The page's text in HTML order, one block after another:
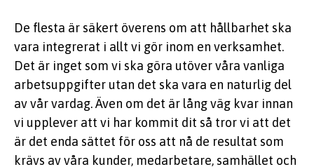
De flesta är säkert överens om att hållbarhet ska
vara integrerat i allt vi gör inom en verksamhet.
Det är inget som vi ska göra utöver våra vanliga
arbetsuppgifter utan det ska vara en naturlig del
av vår vardag. Även om det är lång väg kvar innan
vi upplever att vi har kommit dit så tror vi att det
är det enda sättet för oss att nå de resultat som
krävs av våra kunder, medarbetare, samhället och